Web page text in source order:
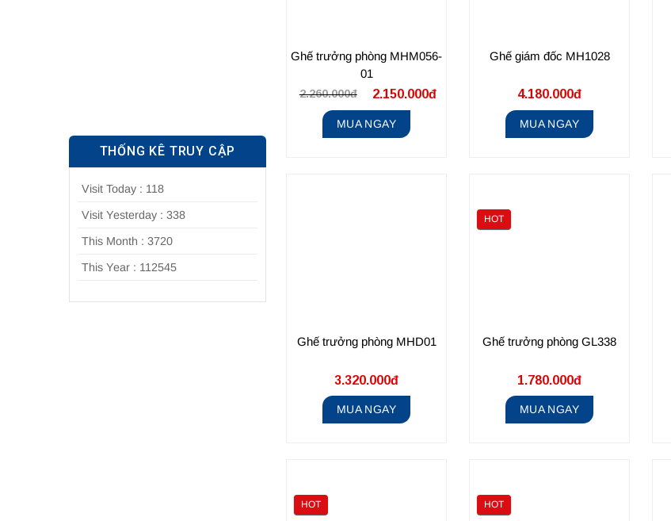
THỐNG KÊ TRUY CẬP
Visit Today : 118
Visit Yesterday : 338
This Month : 3720
This Year : 112545
Ghế trưởng phòng MHM056-
01
2.260.000đ 2.150.000đ
MUA NGAY
Ghế giám đốc MH1028
4.180.000đ
MUA NGAY
Ghế trưởng phòng MHD01
3.320.000đ
MUA NGAY
HOT
Ghế trưởng phòng GL338
1.780.000đ
MUA NGAY
HOT HOT